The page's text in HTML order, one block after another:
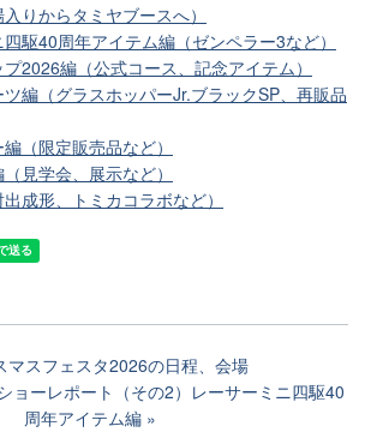
りからタミヤブースへ）
駆40周年アイテム編（ゼンペラー3など）
2026編（公式コース、記念アイテム）
編（グラスホッパーJr.ブラックSP、再販品
（限定販売品など）
見学会、展示など）
成形、トミカコラボなど）
マスフェスタ2026の日程、会場
ョーレポート（その2）レーサーミニ四駆40
周年アイテム編